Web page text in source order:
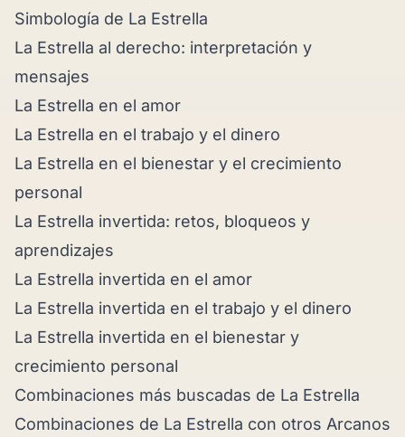
Simbología de La Estrella
La Estrella al derecho: interpretación y
mensajes
La Estrella en el amor
La Estrella en el trabajo y el dinero
La Estrella en el bienestar y el crecimiento
personal
La Estrella invertida: retos, bloqueos y
aprendizajes
La Estrella invertida en el amor
La Estrella invertida en el trabajo y el dinero
La Estrella invertida en el bienestar y
crecimiento personal
Combinaciones más buscadas de La Estrella
Combinaciones de La Estrella con otros Arcanos